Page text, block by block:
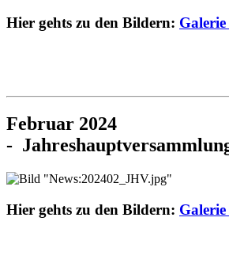
Hier gehts zu den Bildern:
Februar 2024
-
Hier gehts zu den Bildern: